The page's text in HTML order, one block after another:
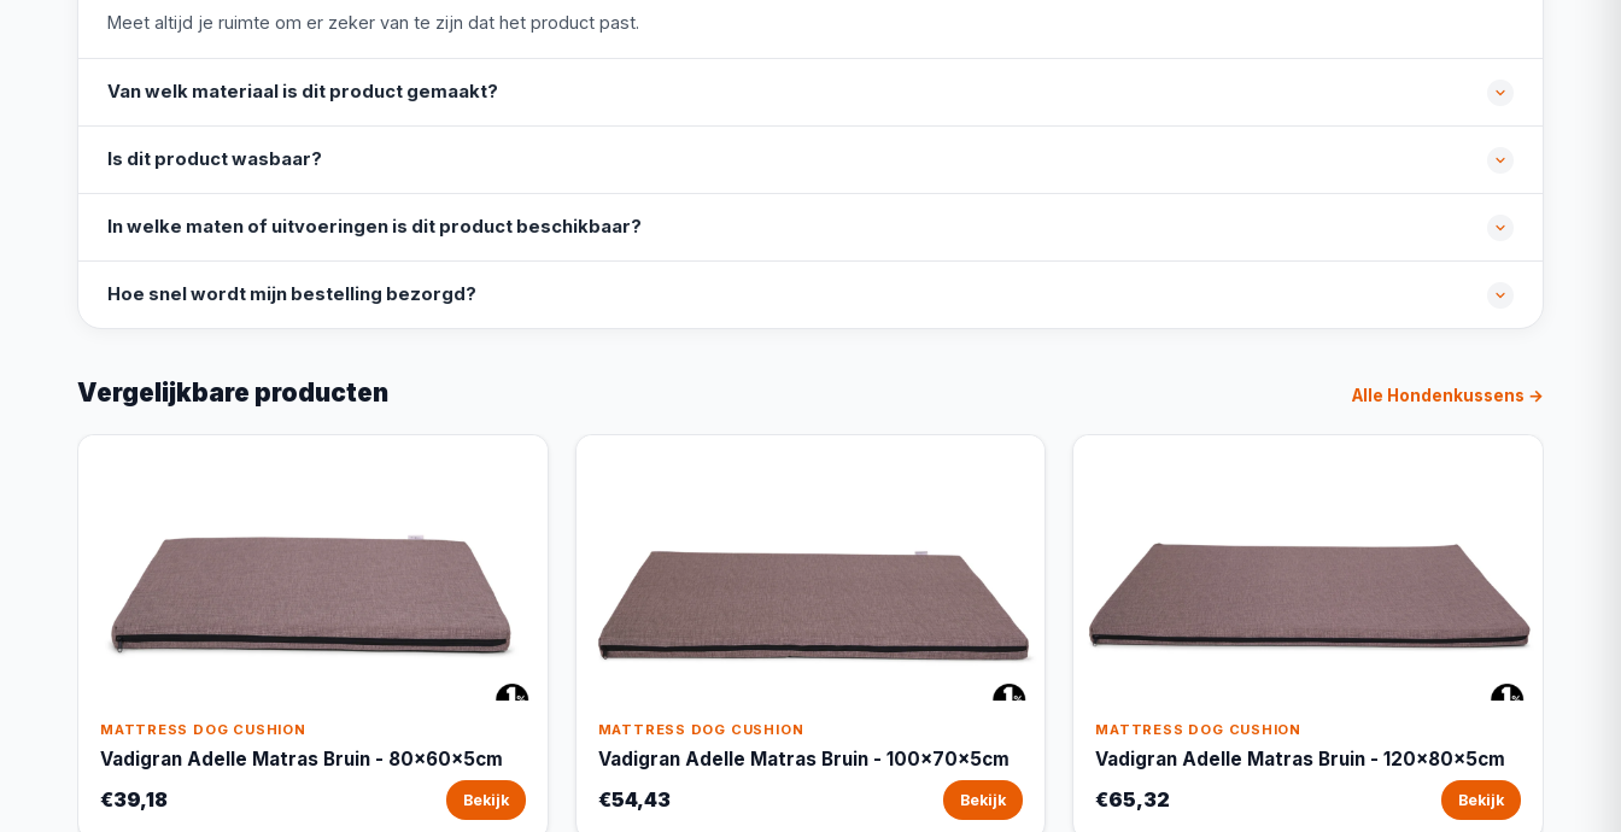
Meet altijd je ruimte om er zeker van te zijn dat het product past.
Van welk materiaal is dit product gemaakt?
Is dit product wasbaar?
In welke maten of uitvoeringen is dit product beschikbaar?
Hoe snel wordt mijn bestelling bezorgd?
Vergelijkbare producten Alle Hondenkussens →
MATTRESS DOG CUSHION
Vadigran Adelle Matras Bruin - 80x60x5cm
€39,18 Bekijk
MATTRESS DOG CUSHION
Vadigran Adelle Matras Bruin - 100x70x5cm
€54,43 Bekijk
MATTRESS DOG CUSHION
Vadigran Adelle Matras Bruin - 120x80x5cm
€65,32 Bekijk